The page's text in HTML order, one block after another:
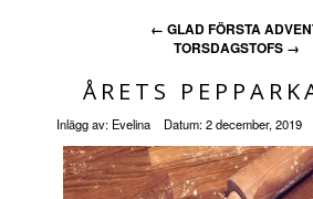
← GLAD FÖRSTA
TORSDAGSTOFS →
ÅRETS
Inlägg av: Evelina Datum:2 december, 2019